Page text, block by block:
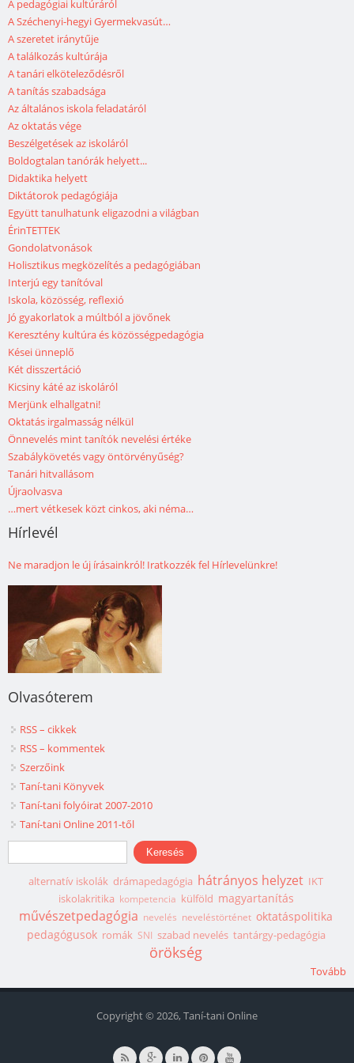
A pedagógiai kultúráról
A Széchenyi-hegyi Gyermekvasút…
A szeretet iránytűje
A találkozás kultúrája
A tanári elköteleződésről
A tanítás szabadsága
Az általános iskola feladatáról
Az oktatás vége
Beszélgetések az iskoláról
Boldogtalan tanórák helyett...
Didaktika helyett
Diktátorok pedagógiája
Együtt tanulhatunk eligazodni a világban
ÉrinTETTEK
Gondolatvonások
Holisztikus megközelítés a pedagógiában
Interjú egy tanítóval
Iskola, közösség, reflexió
Jó gyakorlatok a múltból a jövőnek
Keresztény kultúra és közösségpedagógia
Kései ünneplő
Két disszertáció
Kicsiny káté az iskoláról
Merjünk elhallgatni!
Oktatás irgalmasság nélkül
Önnevelés mint tanítók nevelési értéke
Szabálykövetés vagy öntörvényűség?
Tanári hitvallásom
Újraolvasva
…mert vétkesek közt cinkos, aki néma…
Hírlevél
Ne maradjon le új írásainkról! Iratkozzék fel Hírlevelünkre!
Olvasóterem
RSS – cikkek
RSS – kommentek
Szerzőink
Taní-tani Könyvek
Taní-tani folyóirat 2007-2010
Taní-tani Online 2011-től
Keresés űrlap
Keresés
alternatív iskolák drámapedagógia hátrányos helyzet IKT
iskolakritika kompetencia külföld magyartanítás
művészetpedagógia nevelés neveléstörténet oktatáspolitika
pedagógusok romák SNI szabad nevelés tantárgy-pedagógia
örökség
Tovább
Copyright © 2026, Taní-tani Online